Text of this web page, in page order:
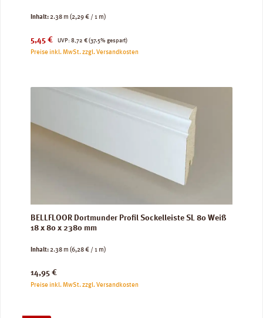
Inhalt:2.38 m (2,29 € / 1 m)
Verkaufspreis:
5,45 € UVP:
Regulärer Preis:
8,72 € (37.5% gespart)
Preise inkl. MwSt. zzgl. Versandkosten
BELLFLOOR Dortmunder Profil Sockelleiste SL 80 Weiß
18 x 80 x 2380 mm
Inhalt:2.38 m (6,28 € / 1 m)
Regulärer Preis:
14,95 €
Preise inkl. MwSt. zzgl. Versandkosten